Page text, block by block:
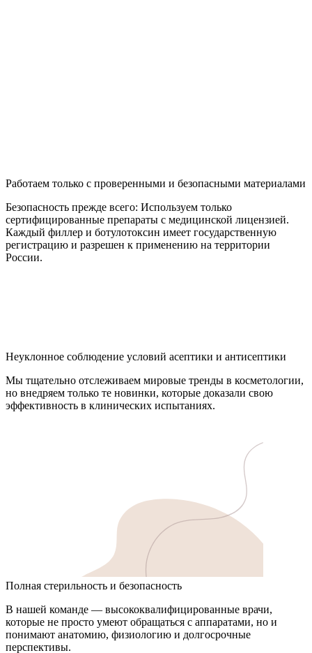
Работаем только с проверенными и безопасными материалами
Безопасность прежде всего: Используем только
сертифицированные препараты с медицинской лицензией.
Каждый филлер и ботулотоксин имеет государственную
регистрацию и разрешен к применению на территории
России.
Неуклонное соблюдение условий асептики и антисептики
Мы тщательно отслеживаем мировые тренды в косметологии,
но внедряем только те новинки, которые доказали свою
эффективность в клинических испытаниях.
Полная стерильность и безопасность
В нашей команде — высококвалифицированные врачи,
которые не просто умеют обращаться с аппаратами, но и
понимают анатомию, физиологию и долгосрочные
перспективы.